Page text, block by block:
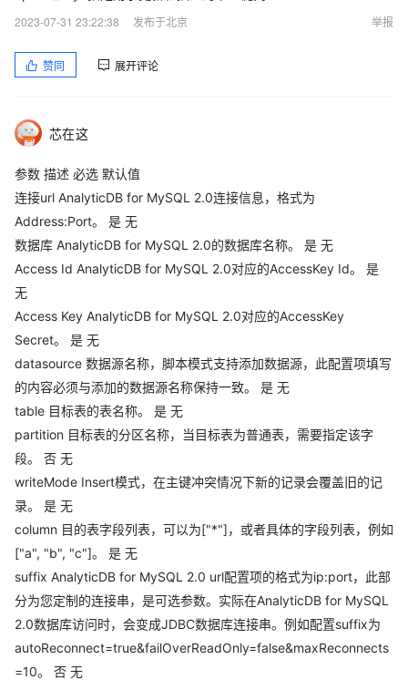
2023-07-31 23:22:38
发布于北京 举报
赞同 展开评论
芯在这
参数 描述 必选 默认值
连接url AnalyticDB for MySQL 2.0连接信息，格式为
Address:Port。 是 无
数据库 AnalyticDB for MySQL 2.0的数据库名称。 是 无
Access Id AnalyticDB for MySQL 2.0对应的AccessKey Id。 是
无
Access Key AnalyticDB for MySQL 2.0对应的AccessKey
Secret。 是 无
datasource 数据源名称，脚本模式支持添加数据源，此配置项填写
的内容必须与添加的数据源名称保持一致。 是 无
table 目标表的表名称。 是 无
partition 目标表的分区名称，当目标表为普通表，需要指定该字
段。 否 无
writeMode Insert模式，在主键冲突情况下新的记录会覆盖旧的记
录。 是 无
column 目的表字段列表，可以为["*"]，或者具体的字段列表，例如
["a", "b", "c"]。 是 无
suffix AnalyticDB for MySQL 2.0 url配置项的格式为ip:port，此部
分为您定制的连接串，是可选参数。实际在AnalyticDB for MySQL
2.0数据库访问时，会变成JDBC数据库连接串。例如配置suffix为
autoReconnect=true&failOverReadOnly=false&maxReconnects
=10。 否 无